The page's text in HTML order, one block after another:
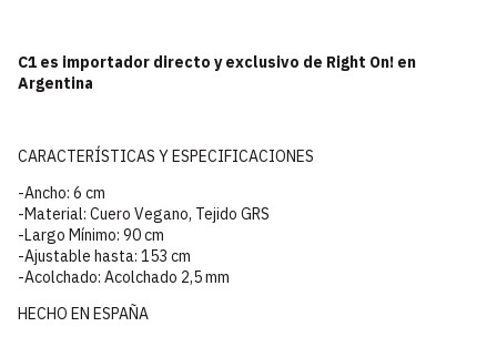
C1 es importador directo y exclusivo de Right On! en
Argentina
CARACTERÍSTICAS Y ESPECIFICACIONES
-Ancho: 6 cm
-Material: Cuero Vegano, Tejido GRS
-Largo Mínimo: 90 cm
-Ajustable hasta: 153 cm
-Acolchado: Acolchado 2,5 mm
HECHO EN ESPAÑA